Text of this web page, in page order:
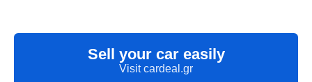
Sell your car easily
Visit cardeal.gr